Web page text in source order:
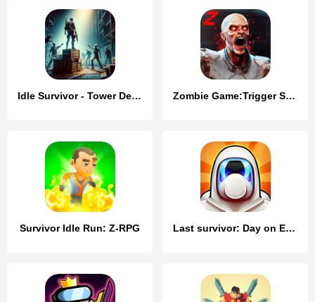
Idle Survivor - Tower Defense Zombie Game:Trigger Survivor
Survivor Idle Run: Z-RPG Last survivor: Day on Earth